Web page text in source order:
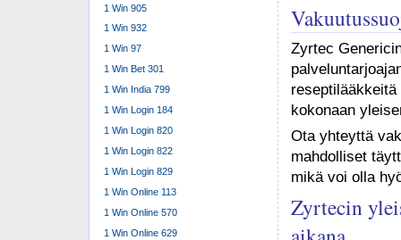
Zyrtec
kokonaan
Ota yhteyttä
mahdolliset
mikä voi olla
Zyrtecin
1 Win 905
1 Win 932
1 Win 97
1 Win Bet 301
1 Win India 799
1 Win Login 184
1 Win Login 820
1 Win Login 822
1 Win Login 829
1 Win Online 113
1 Win Online 570
1 Win Online 629